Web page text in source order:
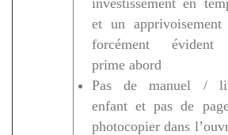
et un apprivoisement
forcément
prime abord
Pas de manuel /
enfant et pas de
photocopier dans